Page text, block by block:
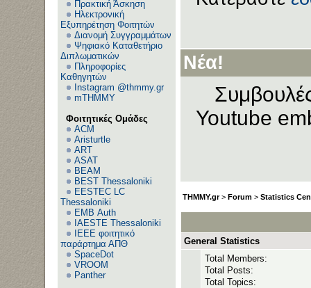
Πρακτική Άσκηση
Ηλεκτρονική
Εξυπηρέτηση Φοιτητών
Διανομή Συγγραμμάτων
Ψηφιακό Καταθετήριο
Διπλωματικών
Πληροφορίες
Καθηγητών
Instagram @thmmy.gr
mTHMMY
Φοιτητικές Ομάδες
ACM
Aristurtle
ART
ASAT
BEAM
BEST Thessaloniki
EESTEC LC
Thessaloniki
EΜΒ Auth
IAESTE Thessaloniki
IEEE φοιτητικό
παράρτημα ΑΠΘ
SpaceDot
VROOM
Panther
Νέα!
Youtube
THMMY.gr> Forum > Statistics
General Statistics
Total Members:
Total Posts:
Total Topics: